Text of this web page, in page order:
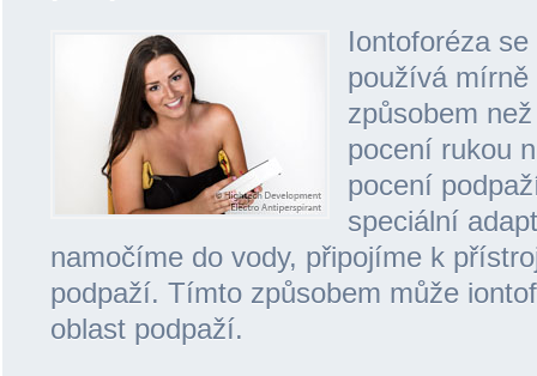
Iontoforéza
používá mírně
způsobem
pocení rukou
pocení
speciální
namočíme do vody, připojíme k
podpaží. Tímto způsobem může
oblast podpaží.